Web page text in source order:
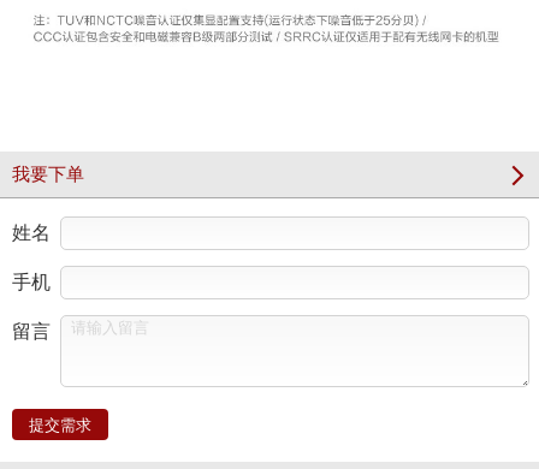
我要下单
姓名
手机
留言
提交需求